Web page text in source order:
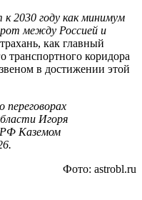
2030 году как минимум
между Россией и
как главный
транспортного коридора
в достижении этой
о переговорах
Игоря
РФ Каземом
Фото: astrobl.ru